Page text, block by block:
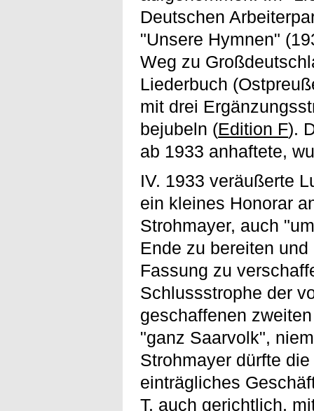
Deutschen
"Unsere Hymnen"
Weg zu
Liederbuch
mit drei
bejubeln (Edition F).
ab 1933 anhaftete,
IV. 1933 veräußerte
ein kleines Honorar
Strohmayer, auch
Ende zu bereiten
Fassung zu
Schlussstrophe der
geschaffenen
"ganz Saarvolk",
Strohmayer dürfte
einträgliches
T. auch gerichtlich,